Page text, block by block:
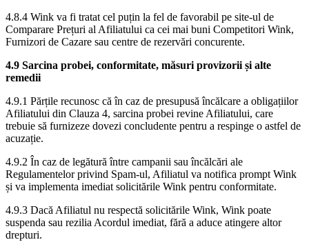
4.8.4 Wink va fi tratat cel puțin la fel de favorabil pe site-ul de
Comparare Prețuri al Afiliatului ca cei mai buni Competitori Wink,
Furnizori de Cazare sau centre de rezervări concurente.
4.9 Sarcina probei, conformitate, măsuri provizorii și alte
remedii
4.9.1 Părțile recunosc că în caz de presupusă încălcare a obligațiilor
Afiliatului din Clauza 4, sarcina probei revine Afiliatului, care
trebuie să furnizeze dovezi concludente pentru a respinge o astfel de
acuzație.
4.9.2 În caz de legătură între campanii sau încălcări ale
Regulamentelor privind Spam-ul, Afiliatul va notifica prompt Wink
și va implementa imediat solicitările Wink pentru conformitate.
4.9.3 Dacă Afiliatul nu respectă solicitările Wink, Wink poate
suspenda sau rezilia Acordul imediat, fără a aduce atingere altor
drepturi.